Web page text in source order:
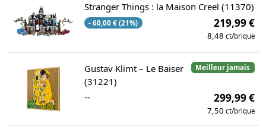
Stranger Things : la Maison Creel (11370)
- 60,00 € (21%) 219,99 €
8,48 ct/brique
Meilleur jamais
Gustav Klimt – Le Baiser
(31221)
--
299,99 €
7,50 ct/brique